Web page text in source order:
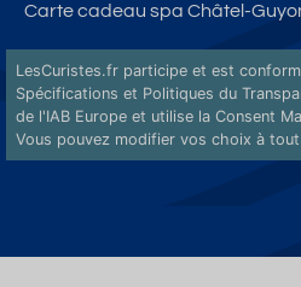
Carte cadeau spa Châtel-
LesCuristes.fr participe et est
Spécifications et Politiques du
de l'IAB Europe et utilise la Consent
Vous pouvez modifier vos choix à